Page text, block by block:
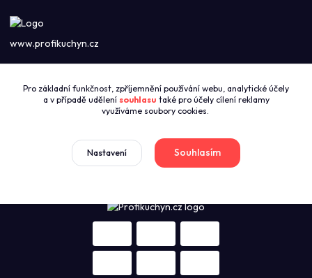
www.profikuchyn.cz
+420774421626
(Po-Pá 8:00-16:00)
sales@profikuchyn.cz
Pro základní funkčnost, zpříjemnění používání webu, analytické účely
a v případě udělení souhlasu také pro účely cílení reklamy
využíváme soubory cookies.
Nastavení Souhlasím